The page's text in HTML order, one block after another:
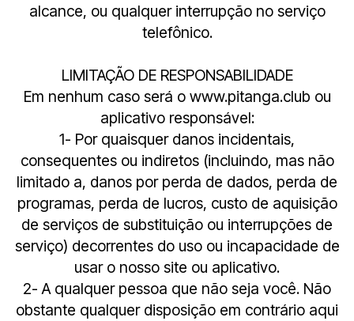
alcance, ou qualquer interrupção no serviço
telefônico.
LIMITAÇÃO DE RESPONSABILIDADE
Em nenhum caso será o www.pitanga.club ou
aplicativo responsável:
1- Por quaisquer danos incidentais,
consequentes ou indiretos (incluindo, mas não
limitado a, danos por perda de dados, perda de
programas, perda de lucros, custo de aquisição
de serviços de substituição ou interrupções de
serviço) decorrentes do uso ou incapacidade de
usar o nosso site ou aplicativo.
2- A qualquer pessoa que não seja você. Não
obstante qualquer disposição em contrário aqui